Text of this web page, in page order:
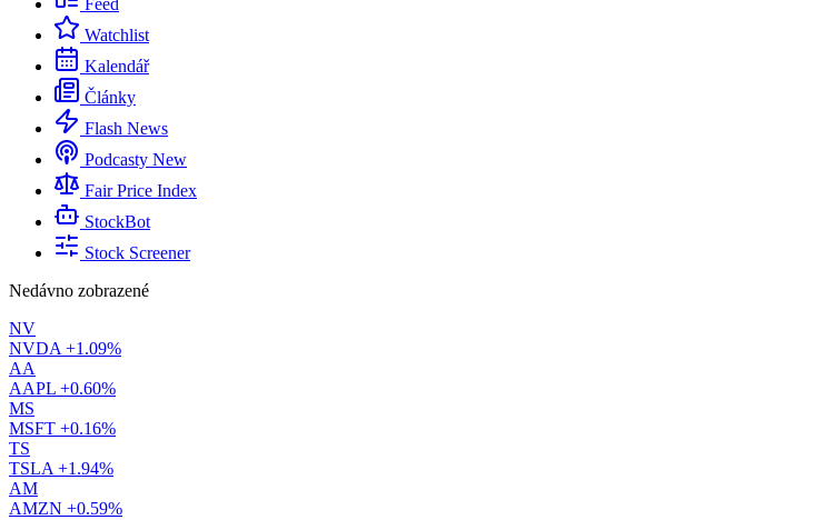
Feed
Watchlist
Kalendář
Články
Flash News
Podcasty New
Fair Price Index
StockBot
Stock Screener
Nedávno zobrazené
NV
NVDA +1.09%
AA
AAPL +0.60%
MS
MSFT +0.16%
TS
TSLA +1.94%
AM
AMZN +0.59%